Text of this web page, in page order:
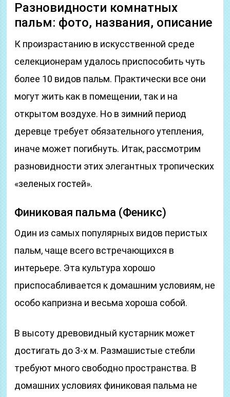
Разновидности комнатных
пальм: фото, названия, описание
К произрастанию в искусственной среде
селекционерам удалось приспособить чуть
более 10 видов пальм. Практически все они
могут жить как в помещении, так и на
открытом воздухе. Но в зимний период
деревце требует обязательного утепления,
иначе может погибнуть. Итак, рассмотрим
разновидности этих элегантных тропических
«зеленых гостей».
Финиковая пальма (Феникс)
Один из самых популярных видов перистых
пальм, чаще всего встречающихся в
интерьере. Эта культура хорошо
приспосабливается к домашним условиям, не
особо капризна и весьма хороша собой.
В высоту древовидный кустарник может
достигать до 3-х м. Размашистые стебли
требуют много свободно пространства. В
домашних условиях финиковая пальма не